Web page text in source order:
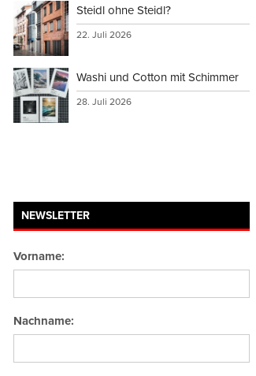
Steidl ohne Steidl?
22. Juli 2026
Washi und Cotton mit Schimmer
28. Juli 2026
NEWSLETTER
Vorname:
Nachname: